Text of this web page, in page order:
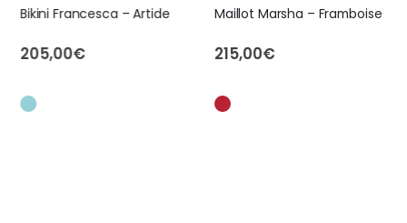
Bikini Francesca – Artide
205,00€
Maillot Marsha – Framboise
215,00€